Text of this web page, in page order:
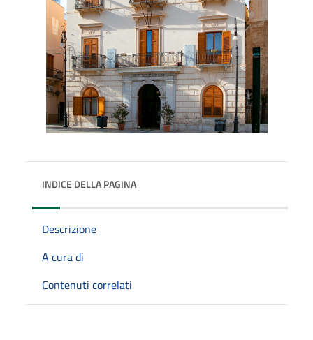
INDICE DELLA PAGINA
Descrizione
A cura di
Contenuti correlati